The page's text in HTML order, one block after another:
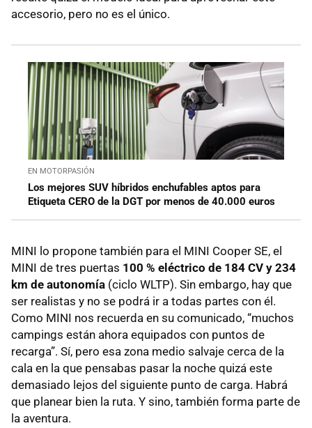
accesorio, pero no es el único.
EN MOTORPASIÓN
Los mejores SUV híbridos enchufables aptos para
Etiqueta CERO de la DGT por menos de 40.000 euros
MINI lo propone también para el MINI Cooper SE, el
MINI de tres puertas 100 % eléctrico de 184 CV y 234
km de autonomía (ciclo WLTP). Sin embargo, hay que
ser realistas y no se podrá ir a todas partes con él.
Como MINI nos recuerda en su comunicado, “muchos
campings están ahora equipados con puntos de
recarga”. Sí, pero esa zona medio salvaje cerca de la
cala en la que pensabas pasar la noche quizá este
demasiado lejos del siguiente punto de carga. Habrá
que planear bien la ruta. Y sino, también forma parte de
la aventura.